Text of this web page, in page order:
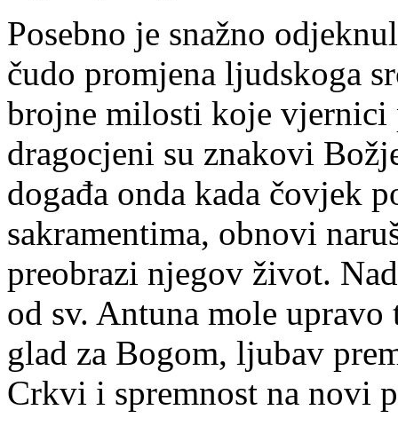
Posebno je snažno
čudo promjena ljudskoga
brojne milosti koje vjernici
dragocjeni su znakovi
događa onda kada čovjek
sakramentima, obnovi
preobrazi njegov život.
od sv. Antuna mole
glad za Bogom, ljubav
Crkvi i spremnost na novi